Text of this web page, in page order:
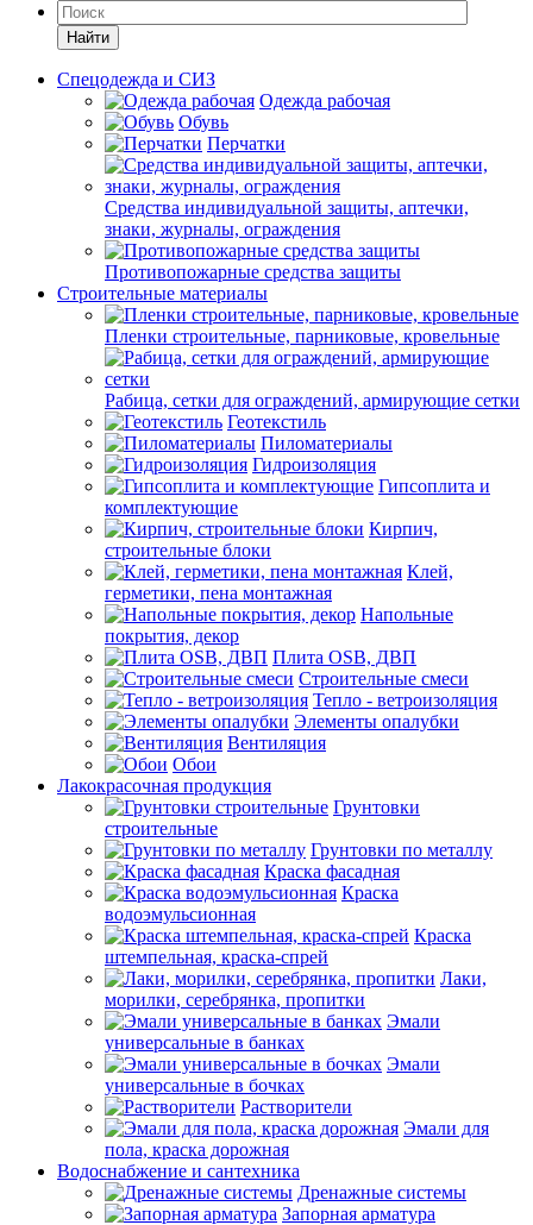
Найти
Спецодежда и СИЗ
Одежда рабочая
Обувь
Перчатки
Средства индивидуальной защиты, аптечки,
знаки, журналы, ограждения
Противопожарные средства защиты
Строительные материалы
Пленки строительные, парниковые, кровельные
Рабица, сетки для ограждений, армирующие сетки
Геотекстиль
Пиломатериалы
Гидроизоляция
Гипсоплита и
комплектующие
Кирпич,
строительные блоки
Клей,
герметики, пена монтажная
Напольные
покрытия, декор
Плита OSB, ДВП
Строительные смеси
Тепло - ветроизоляция
Элементы опалубки
Вентиляция
Обои
Лакокрасочная продукция
Грунтовки
строительные
Грунтовки по металлу
Краска фасадная
Краска
водоэмульсионная
Краска
штемпельная, краска-спрей
Лаки,
морилки, серебрянка, пропитки
Эмали
универсальные в банках
Эмали
универсальные в бочках
Растворители
Эмали для
пола, краска дорожная
Водоснабжение и сантехника
Дренажные системы
Запорная арматура